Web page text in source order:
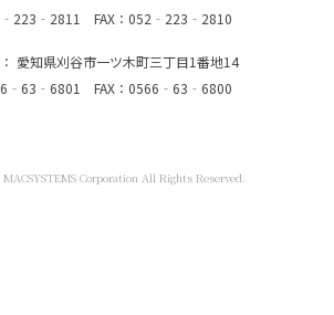
FAX：052‐223‐2810
愛知県刈谷市一ツ木町三丁目1番地14
FAX：0566‐63‐6800
Corporation All Rights Reserved.